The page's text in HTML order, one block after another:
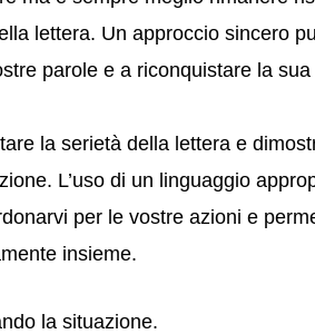
lettera. Un approccio sincero
parole e a riconquistare la
la serietà della lettera e
L’uso di un linguaggio
per le vostre azioni e
insieme.
la situazione.